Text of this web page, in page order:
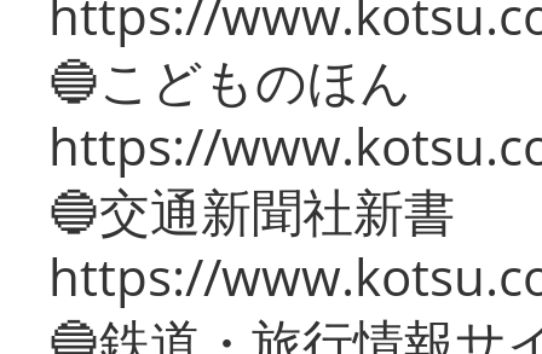
https://
🔵こどものほん
https://
🔵交通新聞社新書
https://